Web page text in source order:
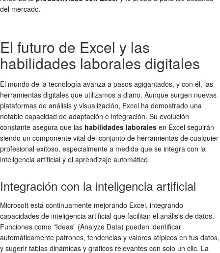
del mercado.
El futuro de Excel y las
habilidades laborales digitales
El mundo de la tecnología avanza a pasos agigantados, y con él, las
herramientas digitales que utilizamos a diario. Aunque surgen nuevas
plataformas de análisis y visualización, Excel ha demostrado una
notable capacidad de adaptación e integración. Su evolución
constante asegura que las habilidades laborales en Excel seguirán
siendo un componente vital del conjunto de herramientas de cualquier
profesional exitoso, especialmente a medida que se integra con la
inteligencia artificial y el aprendizaje automático.
Integración con la inteligencia artificial
Microsoft está continuamente mejorando Excel, integrando
capacidades de inteligencia artificial que facilitan el análisis de datos.
Funciones como "Ideas" (Analyze Data) pueden identificar
automáticamente patrones, tendencias y valores atípicos en tus datos,
y sugerir tablas dinámicas y gráficos relevantes con solo un clic. La